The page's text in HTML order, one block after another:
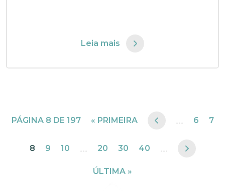
Leia mais
PÁGINA 8 DE 197 « PRIMEIRA 6 7
8 9 10 20 30 40
ÚLTIMA »